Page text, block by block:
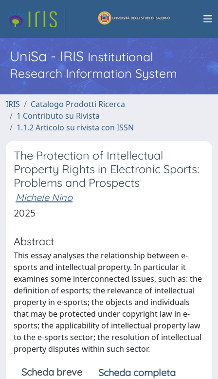
UniSa - IRISInstitutional
Research Information System
IRIS
Catalogo Prodotti Ricerca
1 Contributo su Rivista
1.1.2 Articolo su rivista con ISSN
The Protection of Intellectual
Property Rights in Electronic Sports:
Problems and Prospects
Michele Nino
2025
Abstract
This essay analyses the relationship between e-
sports and intellectual property. In particular it
examines some interconnected issues, such as: the
definition of esports; the relevance of intellectual
property in e-sports; the objects and individuals
that may be protected under copyright law in e-
sports; the applicability of intellectual property law
to the e-sports sector; the resolution of intellectual
property disputes within such sector.
Scheda breve
Scheda completa